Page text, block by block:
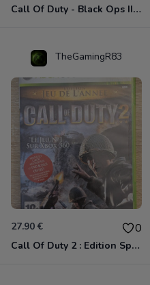
Call Of Duty - Black Ops II Xbox 360
TheGamingR83
27.90 € 0
Call Of Duty 2 : Edition Spéciale Xbox 360 GOTY